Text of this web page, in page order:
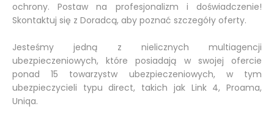
ochrony. Postaw na profesjonalizm i doświadczenie!
Skontaktuj się z Doradcą, aby poznać szczegóły oferty.
Jesteśmy jedną z nielicznych multiagencji
ubezpieczeniowych, które posiadają w swojej ofercie
ponad 15 towarzystw ubezpieczeniowych, w tym
ubezpieczycieli typu direct, takich jak Link 4, Proama,
Uniqa.